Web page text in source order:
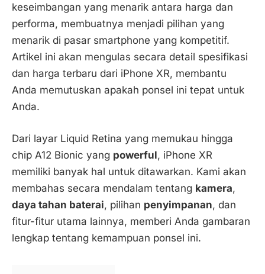
keseimbangan yang menarik antara harga dan
performa, membuatnya menjadi pilihan yang
menarik di pasar smartphone yang kompetitif.
Artikel ini akan mengulas secara detail spesifikasi
dan harga terbaru dari iPhone XR, membantu
Anda memutuskan apakah ponsel ini tepat untuk
Anda.
Dari layar Liquid Retina yang memukau hingga
chip A12 Bionic yang powerful, iPhone XR
memiliki banyak hal untuk ditawarkan. Kami akan
membahas secara mendalam tentang kamera,
daya tahan baterai, pilihan penyimpanan, dan
fitur-fitur utama lainnya, memberi Anda gambaran
lengkap tentang kemampuan ponsel ini.